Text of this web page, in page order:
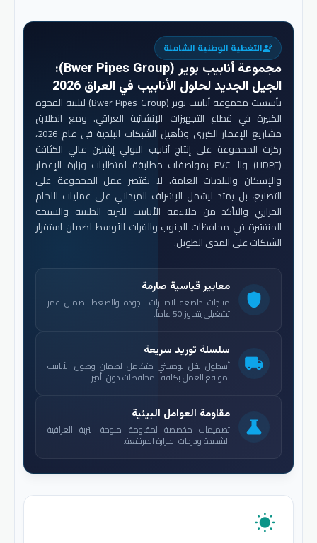
engineeringالتغطية الوطنية الشاملة
مجموعة أنابيب بوير (Bwer Pipes Group)
:
الجيل الجديد لحلول الأنابيب في العراق 2026
تأسست مجموعة أنابيب بوير (Bwer Pipes Group) لتلبية الفجوة
الكبيرة في قطاع التجهيزات الإنشائية العراقي. ومع انطلاق
مشاريع الإعمار الكبرى وتأهيل الشبكات البلدية في عام 2026،
ركزت المجموعة على إنتاج أنابيب البولي إيثيلين عالي الكثافة
(HDPE) والـ PVC بمواصفات مطابقة لمتطلبات وزارة الإعمار
والإسكان والبلديات العامة. لا يقتصر عمل المجموعة على
التصنيع، بل يمتد ليشمل الإشراف الميداني على عمليات اللحام
الحراري والتأكد من ملاءمة الأنابيب للتربة الطينية والسبخة
المنتشرة في محافظات الجنوب والفرات الأوسط لضمان استقرار
الشبكات على المدى الطويل.
shield
معايير قياسية صارمة
منتجات خاضعة لاختبارات الجودة والضغط لضمان عمر
تشغيلي يتجاوز 50 عاماً.
local_shipping
سلسلة توريد سريعة
أسطول نقل لوجستي متكامل لضمان وصول الأنابيب
لمواقع العمل بكافة المحافظات دون تأخير.
science
مقاومة العوامل البيئية
تصميمات مخصصة لمقاومة ملوحة التربة العراقية
الشديدة ودرجات الحرارة المرتفعة.
wb_sunny